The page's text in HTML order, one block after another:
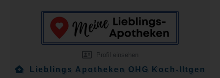
Profil einsehen
Lieblings Apotheken OHG Koch-Iltgen